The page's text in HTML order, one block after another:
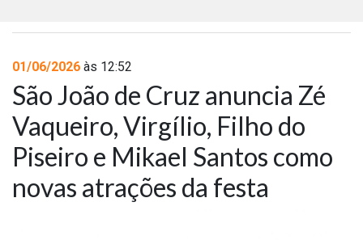
AGENDA
NOTÍCIAS
VÍDEOS
01/06/2026 às 12:52
São João de Cruz anuncia Zé
Vaqueiro, Virgílio, Filho do
Piseiro e Mikael Santos como
novas atrações da festa